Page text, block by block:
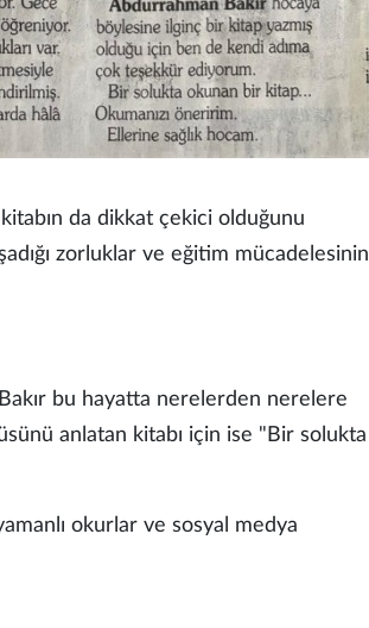
kitabın da dikkat çekici olduğunu
zorluklar ve eğitim mücadelesinin
bu hayatta nerelerden nerelere
anlatan kitabı için ise "Bir solukta
okurlar ve sosyal medya